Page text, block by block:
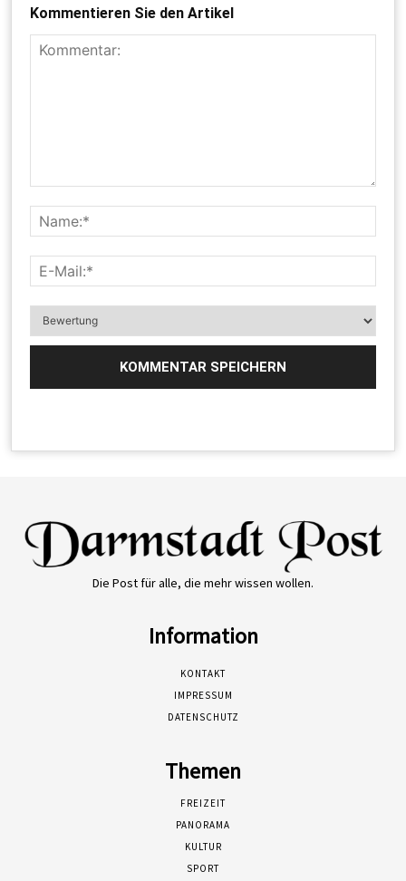
Kommentieren Sie den Artikel
Die Post für alle, die mehr wissen wollen.
Information
KONTAKT
IMPRESSUM
DATENSCHUTZ
Themen
FREIZEIT
PANORAMA
KULTUR
SPORT